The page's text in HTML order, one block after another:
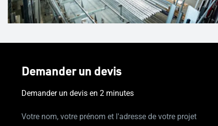
Demander un devis
Demander un devis en 2 minutes
Votre nom, votre prénom et l'adresse de votre projet